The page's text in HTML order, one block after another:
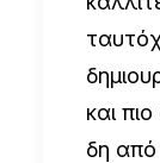
και
δη από